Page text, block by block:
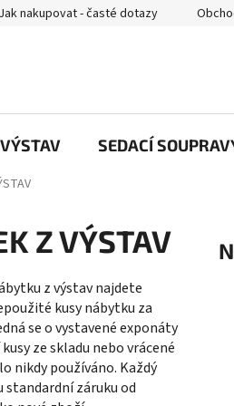
Jak nakupovat - časté dotazy
SEDACÍ
Z VÝSTAV
z výstav najdete
kusy nábytku za
se o vystavené exponáty
ze skladu nebo vrácené
nikdy používáno. Každý
záruku od